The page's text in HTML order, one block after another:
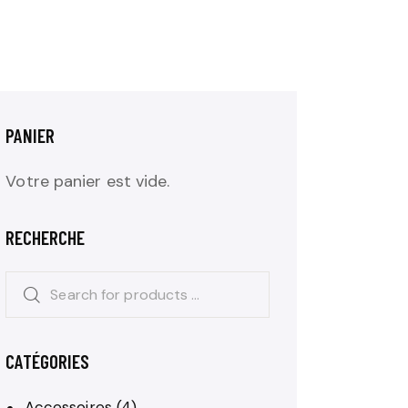
PANIER
Votre panier est vide.
RECHERCHE
CATÉGORIES